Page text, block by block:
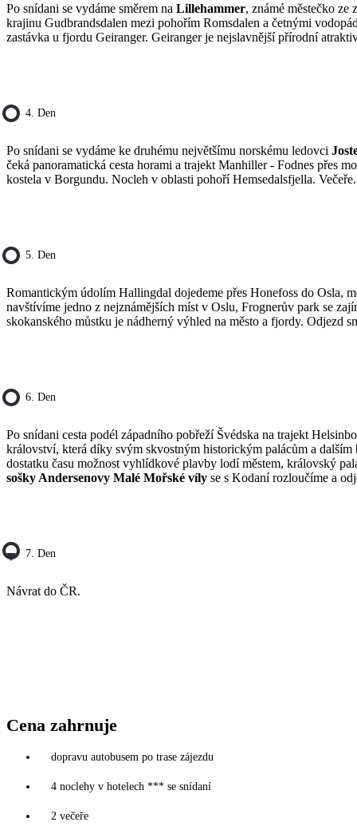
Po snídani se vydáme směrem na Lillehammer, známé městečko
krajinu Gudbrandsdalen mezi pohořím Romsdalen a četnými
zastávka u fjordu Geiranger. Geiranger je nejslavnější přírodní
4. Den
Po snídani se vydáme ke druhému největšímu norskému ledovci
čeká panoramatická cesta horami a trajekt Manhiller - Fodnes přes
kostela v Borgundu. Nocleh v oblasti pohoří Hemsedalsfjella. Večeře.
5. Den
Romantickým údolím Hallingdal dojedeme přes Honefoss do Osla,
navštívíme jedno z nejznámějších míst v Oslu, Frognerův park se
skokanského můstku je nádherný výhled na město a fjordy. Odjezd
6. Den
Po snídani cesta podél západního pobřeží Švédska na trajekt
království, která díky svým skvostným historickým palácům a
dostatku času možnost vyhlídkové plavby lodí městem, královský
sošky Andersenovy Malé Mořské víly se s Kodaní rozloučíme a
7. Den
Návrat do ČR.
Cena zahrnuje
dopravu autobusem po trase zájezdu
4 noclehy v hotelech *** se snídaní
2 večeře